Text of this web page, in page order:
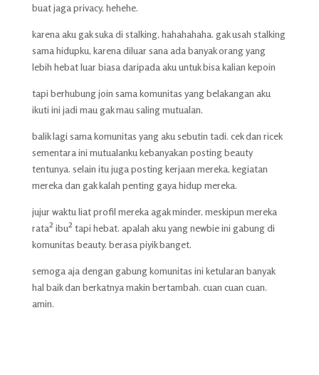
buat jaga privacy, hehehe.
karena aku gak suka di stalking, hahahahaha. gak usah stalking
sama hidupku, karena diluar sana ada banyak orang yang
lebih hebat luar biasa daripada aku untuk bisa kalian kepoin
tapi berhubung join sama komunitas yang belakangan aku
ikuti ini jadi mau gak mau saling mutualan.
balik lagi sama komunitas yang aku sebutin tadi. cek dan ricek
sementara ini mutualanku kebanyakan posting beauty
tentunya. selain itu juga posting kerjaan mereka, kegiatan
mereka dan gak kalah penting gaya hidup mereka.
jujur waktu liat profil mereka agak minder, meskipun mereka
rata² ibu² tapi hebat. apalah aku yang newbie ini gabung di
komunitas beauty. berasa piyik banget.
semoga aja dengan gabung komunitas ini ketularan banyak
hal baik dan berkatnya makin bertambah. cuan cuan cuan.
amin.